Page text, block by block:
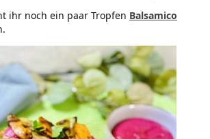
ihr noch ein paar Tropfen Balsamico